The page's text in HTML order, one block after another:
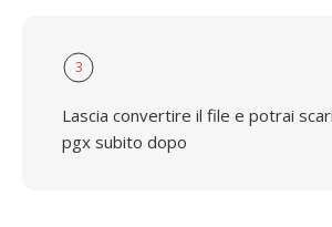
3
Lascia convertire il file e potrai
pgx subito dopo